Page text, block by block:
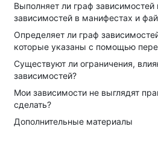
Выполняет ли граф зависимостей
зависимостей в манифестах и
Определяет ли граф
которые указаны с помощью
Существуют ли ограничения,
зависимостей?
Мои зависимости не выглядят
сделать?
Дополнительные материалы